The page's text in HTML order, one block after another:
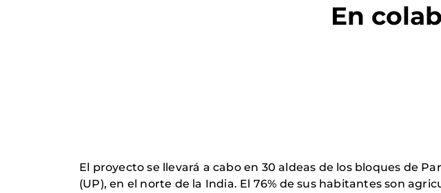
En
El proyecto se llevará a cabo en 30 aldeas de los bloques de
(UP), en el norte de la India. El 76% de sus habitantes son